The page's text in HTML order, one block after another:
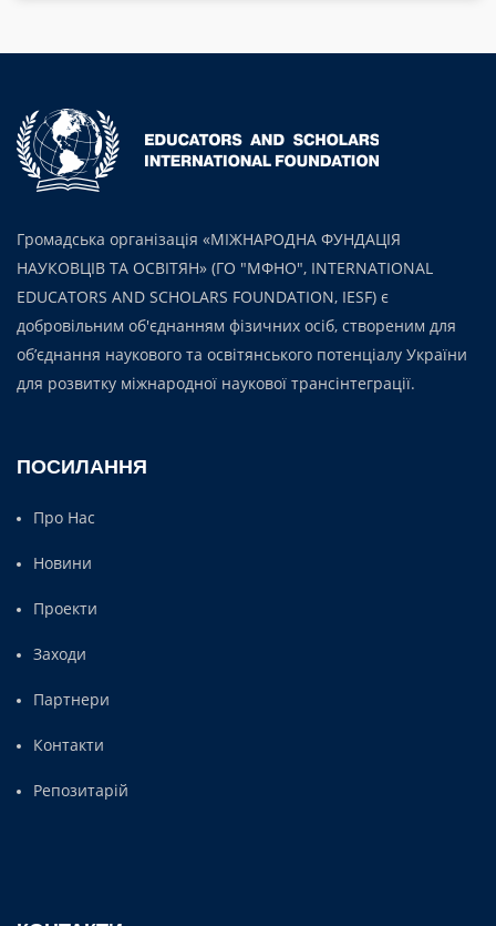
Громадська організація «МІЖНАРОДНА ФУНДАЦІЯ
НАУКОВЦІВ ТА ОСВІТЯН» (ГО "МФНО", INTERNATIONAL
EDUCATORS AND SCHOLARS FOUNDATION, IESF) є
добровільним об'єднанням фізичних осіб, створеним для
об’єднання наукового та освітянського потенціалу України
для розвитку міжнародної наукової трансінтеграції.
ПОСИЛАННЯ
Про Нас
Новини
Проекти
Заходи
Партнери
Контакти
Репозитарій